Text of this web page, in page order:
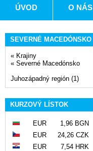
ÚVOD O NÁS
SEVERNÉ MACEDÓNSKO
« Krajiny
« Severné Macedónsko
Juhozápadný región (1)
KURZOVÝ LÍSTOK
EUR
1,96 BGN
EUR
24,26 CZK
EUR
7,54 HRK